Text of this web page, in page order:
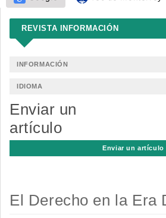
REVISTA INFORMACIÓN
INFORMACIÓN
IDIOMA
Enviar un
artículo
Enviar un artículo
El Derecho en la Era